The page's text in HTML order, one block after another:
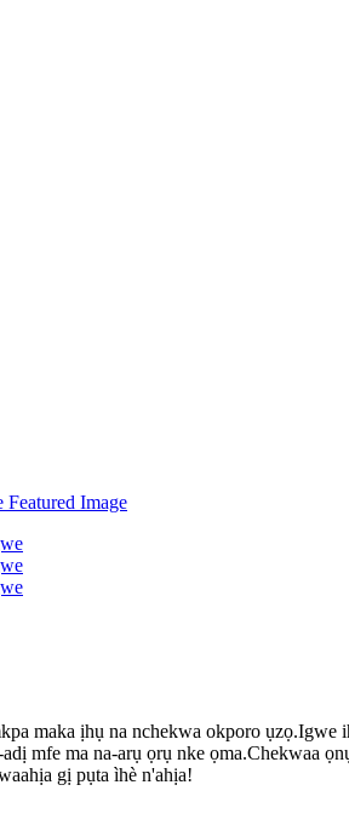
maka ịhụ na nchekwa okporo
mfe ma na-arụ ọrụ nke ọma.Chekwaa
gị pụta ìhè n'ahịa!